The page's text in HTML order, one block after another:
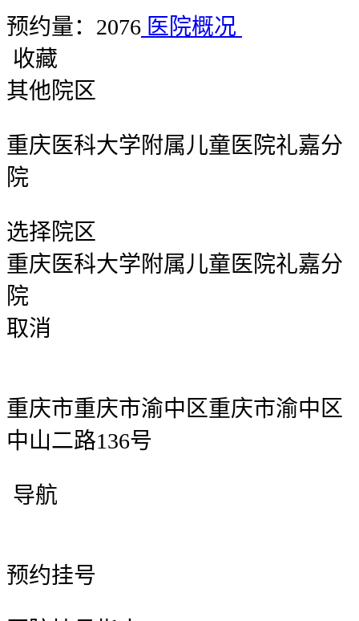
预约量：2076 医院概况
收藏
其他院区
重庆医科大学附属儿童医院礼嘉分
院
选择院区
重庆医科大学附属儿童医院礼嘉分
院
取消
重庆市重庆市渝中区重庆市渝中区
中山二路136号
导航
预约挂号